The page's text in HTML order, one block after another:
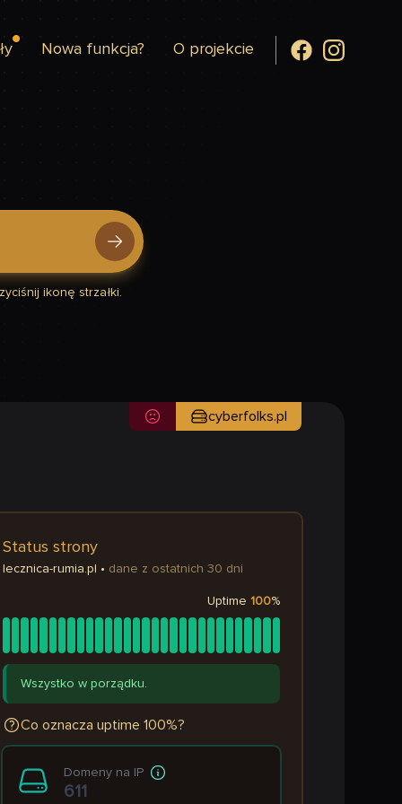
Nowa funkcja? O projekcie
ikonę strzałki.
cyberfolks.pl
Status strony
lecznica-rumia.pl • dane z ostatnich 30 dni
Uptime 100%
Wszystko w porządku.
Co oznacza uptime 100%?
Domeny na IP
611